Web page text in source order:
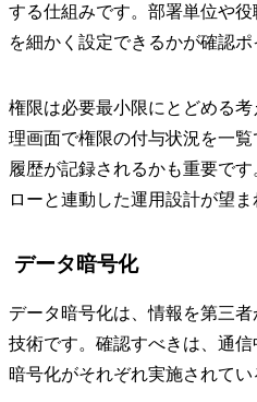
する仕組みです。部署単位や
を細かく設定できるかが確認ポ
権限は必要最小限にとどめる
理画面で権限の付与状況を一
履歴が記録されるかも重要で
ローと連動した運用設計が望ま
データ暗号化
データ暗号化は、情報を第三
技術です。確認すべきは、通
暗号化がそれぞれ実施されてい